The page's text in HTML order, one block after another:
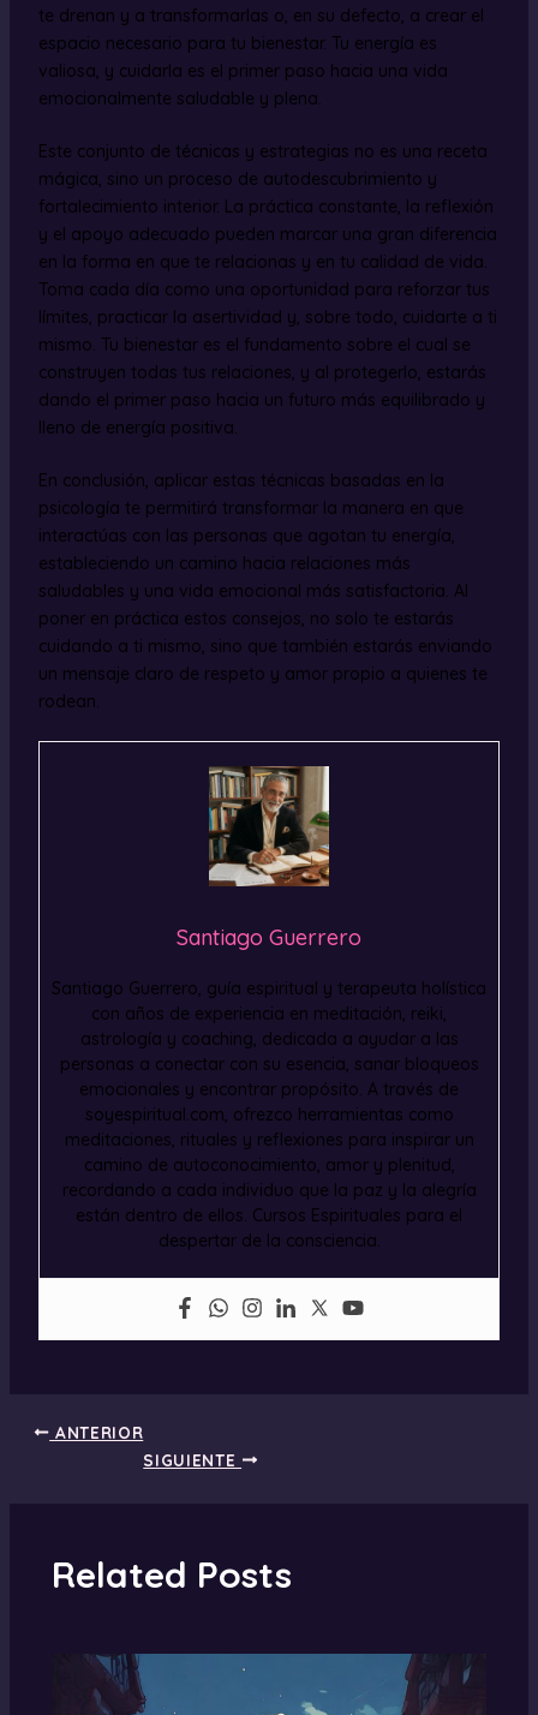
te drenan y a transformarlas o, en su defecto, a crear el
espacio necesario para tu bienestar. Tu energía es
valiosa, y cuidarla es el primer paso hacia una vida
emocionalmente saludable y plena.
Este conjunto de técnicas y estrategias no es una receta
mágica, sino un proceso de autodescubrimiento y
fortalecimiento interior. La práctica constante, la reflexión
y el apoyo adecuado pueden marcar una gran diferencia
en la forma en que te relacionas y en tu calidad de vida.
Toma cada día como una oportunidad para reforzar tus
límites, practicar la asertividad y, sobre todo, cuidarte a ti
mismo. Tu bienestar es el fundamento sobre el cual se
construyen todas tus relaciones, y al protegerlo, estarás
dando el primer paso hacia un futuro más equilibrado y
lleno de energía positiva.
En conclusión, aplicar estas técnicas basadas en la
psicología te permitirá transformar la manera en que
interactúas con las personas que agotan tu energía,
estableciendo un camino hacia relaciones más
saludables y una vida emocional más satisfactoria. Al
poner en práctica estos consejos, no solo te estarás
cuidando a ti mismo, sino que también estarás enviando
un mensaje claro de respeto y amor propio a quienes te
rodean.
Santiago Guerrero
Santiago Guerrero, guía espiritual y terapeuta holística
con años de experiencia en meditación, reiki,
astrología y coaching, dedicada a ayudar a las
personas a conectar con su esencia, sanar bloqueos
emocionales y encontrar propósito. A través de
soyespiritual.com, ofrezco herramientas como
meditaciones, rituales y reflexiones para inspirar un
camino de autoconocimiento, amor y plenitud,
recordando a cada individuo que la paz y la alegría
están dentro de ellos. Cursos Espirituales para el
despertar de la consciencia.
ANTERIOR
SIGUIENTE
Related Posts